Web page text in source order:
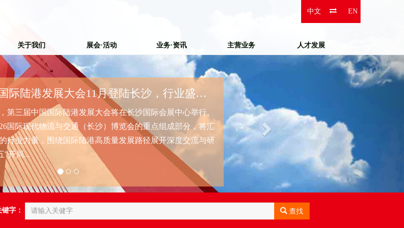
中文 EN
关于我们 展会·活动 业务·资讯 主营业务 人才发展
第三届中国国际陆港发展大会11月登陆长沙，行业盛会蓄势待
大会将在长沙国际会展中心举行。
沙）博览会的重点组成部分，将汇
高质量发展路径展开深度交流与研
Next
键字： 查找